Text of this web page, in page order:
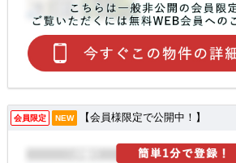
会員限定 NEW 【会員様限定で公開中！】